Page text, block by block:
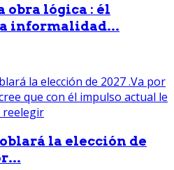
obra lógica : él
informalidad...
la elección de